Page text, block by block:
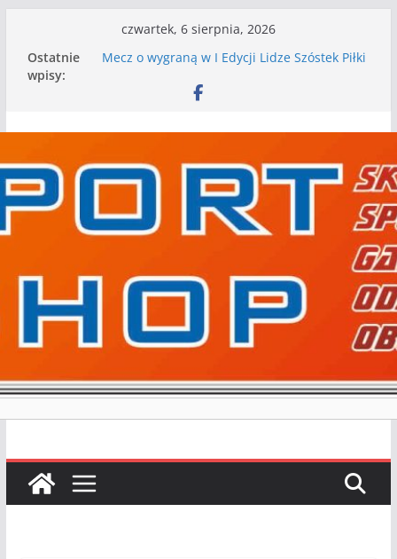
treści
czwartek, 6 sierpnia, 2026
Ostatnie
wpisy:
Mecz o wygraną w I Edycji Lidze Szóstek Piłki
Nasze piłkarskie zespoły w toku przygotowań
Kolejne gry kontrolne naszych piłkarskich
WKS wygrywa pierwszą edycję Ligi Szóstek w
Gwdzie Wielkiej
I mamy kolejne gry kontrolne, piłkarskie
granie przed nami